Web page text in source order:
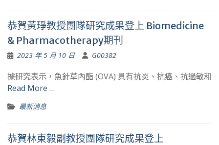
恭賀黃琤教授團隊研究成果登上 Biomedicine
& Pharmacotherapy期刊
2023 年 5 月 10 日 G00382
據研究表示，魚針草內酯 (OVA) 具有抗炎、抗癌、抗過敏和
Read More …
最新消息
恭賀林東毅副教授團隊研究成果登上